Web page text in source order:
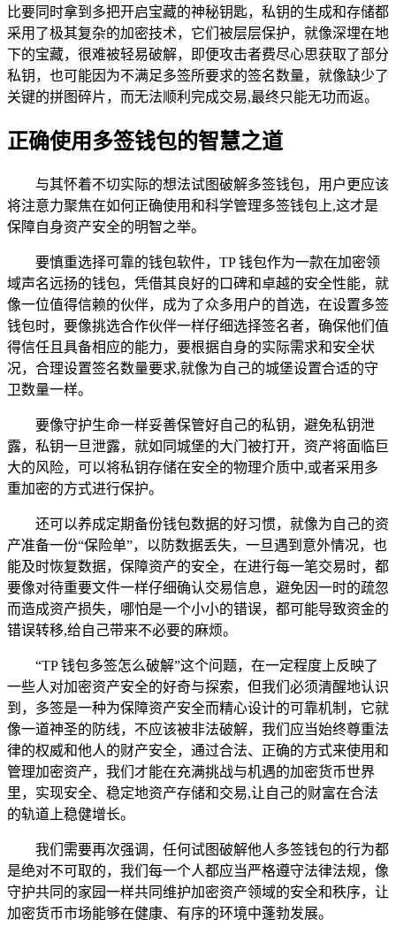
比要同时拿到多把开启宝藏的神秘钥匙，私钥的生成和存储都
采用了极其复杂的加密技术，它们被层层保护，就像深埋在地
下的宝藏，很难被轻易破解，即便攻击者费尽心思获取了部分
私钥，也可能因为不满足多签所要求的签名数量，就像缺少了
关键的拼图碎片，而无法顺利完成交易,最终只能无功而返。
正确使用多签钱包的智慧之道
与其怀着不切实际的想法试图破解多签钱包，用户更应该
将注意力聚焦在如何正确使用和科学管理多签钱包上,这才是
保障自身资产安全的明智之举。
要慎重选择可靠的钱包软件，TP 钱包作为一款在加密领
域声名远扬的钱包，凭借其良好的口碑和卓越的安全性能，就
像一位值得信赖的伙伴，成为了众多用户的首选，在设置多签
钱包时，要像挑选合作伙伴一样仔细选择签名者，确保他们值
得信任且具备相应的能力，要根据自身的实际需求和安全状
况，合理设置签名数量要求,就像为自己的城堡设置合适的守
卫数量一样。
要像守护生命一样妥善保管好自己的私钥，避免私钥泄
露，私钥一旦泄露，就如同城堡的大门被打开，资产将面临巨
大的风险，可以将私钥存储在安全的物理介质中,或者采用多
重加密的方式进行保护。
还可以养成定期备份钱包数据的好习惯，就像为自己的资
产准备一份“保险单”，以防数据丢失，一旦遇到意外情况，也
能及时恢复数据，保障资产的安全，在进行每一笔交易时，都
要像对待重要文件一样仔细确认交易信息，避免因一时的疏忽
而造成资产损失，哪怕是一个小小的错误，都可能导致资金的
错误转移,给自己带来不必要的麻烦。
“TP 钱包多签怎么破解”这个问题，在一定程度上反映了
一些人对加密资产安全的好奇与探索，但我们必须清醒地认识
到，多签是一种为保障资产安全而精心设计的可靠机制，它就
像一道神圣的防线，不应该被非法破解，我们应当始终尊重法
律的权威和他人的财产安全，通过合法、正确的方式来使用和
管理加密资产，我们才能在充满挑战与机遇的加密货币世界
里，实现安全、稳定地资产存储和交易,让自己的财富在合法
的轨道上稳健增长。
我们需要再次强调，任何试图破解他人多签钱包的行为都
是绝对不可取的，我们每一个人都应当严格遵守法律法规，像
守护共同的家园一样共同维护加密资产领域的安全和秩序，让
加密货币市场能够在健康、有序的环境中蓬勃发展。